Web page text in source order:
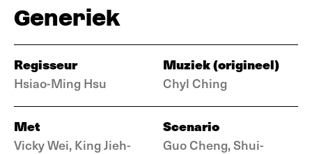
Generiek
Regisseur
Hsiao-Ming Hsu
Muziek (origineel)
Chyl Ching
Met
Vicky Wei, King Jieh-
Scenario
Guo Cheng, Shui-